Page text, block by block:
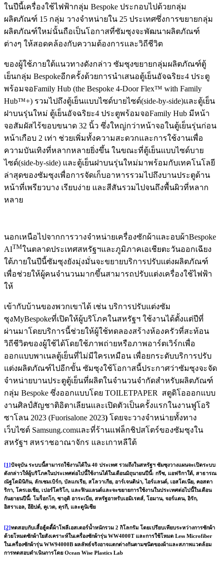
ในปีนี้เครื่องใช้ไฟฟ้ากลุ่ม Bespoke ประกอบไปด้วยกลุ่ม
ผลิตภัณฑ์ 15 กลุ่ม วางจำหน่ายใน 25 ประเทศซึ่งการขยายกลุ่ม
ผลิตภัณฑ์ใหม่นั้นถือเป็นโอกาสที่ซัมซุงจะพัฒนาผลิตภัณฑ์
ต่างๆ ให้สอดคล้องกับความต้องการและวิถีชีวิต
ของผู้ใช้ภายใต้แนวทางดังกล่าว ซัมซุงขยายกลุ่มผลิตภัณฑ์ตู้
เย็นกลุ่ม Bespokeอีกครั้งด้วยการนำเสนอตู้เย็นอัจฉริยะ4 ประตู
พร้อมจอFamily Hub (the Bespoke 4-Door Flex™ with Family
Hub™+) รวมไปถึงตู้เย็นแบบไซด์บายไซด์(side-by-side)และตู้เย็น
ฝาบนรุ่นใหม่ ตู้เย็นอัจฉริยะ4 ประตูพร้อมจอFamily Hub มีหน้า
จอสัมผัสไร้ขอบขนาด 32 นิ้ว ซึ่งใหญ่กว่าหน้าจอในตู้เย็นรุ่นก่อน
หน้าเกือบ 2 เท่า ช่วยเพิ่มทั้งความสะดวกและการใช้งานเพื่อ
ความบันเทิงที่หลากหลายยิ่งขึ้น ในขณะที่ตู้เย็นแบบไซด์บาย
ไซด์(side-by-side) และตู้เย็นฝาบนรุ่นใหม่มาพร้อมกับเทคโนโลยี
ล่าสุดของซัมซุงเพื่อการจัดเก็บอาหารรวมไปถึงบานประตูด้าน
หน้าที่เพรียวบาง เรียบง่าย และสีสันรวมไปจนถึงพื้นผิวที่หลาก
หลาย
นอกเหนือไปจากการวางจำหน่ายเครื่องซักผ้าและอบผ้าBespoke
AITMในตลาดประเทศสหรัฐฯและภูมิภาคเอเชียตะวันออกเฉียง
ใต้ภายในปีนี้ซัมซุงยังมุ่งมั่นจะขยายบริการปรับแต่งผลิตภัณฑ์
เพื่อช่วยให้ผู้คนจำนวนมากขึ้นสามารถปรับแต่งเครื่องใช้ไฟฟ้า
ให้
เข้ากับบ้านของพวกเขาได้ เช่น บริการปรับแต่งซัม
ซุงMyBespokeที่เปิดให้ผู้บริโภคในสหรัฐฯ ใช้งานได้ตั้งแต่ปีที่
ผ่านมาโดยบริการนี้ช่วยให้ผู้ใช้ทดลองสร้างห้องครัวที่สะท้อน
วิถีชีวิตของผู้ใช้ได้โดยใช้ภาพถ่ายหรือภาพอาร์ตเวิร์กเพื่อ
ออกแบบพาเนลตู้เย็นที่ไม่มีใครเหมือน เพื่อยกระดับบริการปรับ
แต่งผลิตภัณฑ์ไปอีกขั้น ซัมซุงใช้โอกาสนี้ประกาศว่าซัมซุงจะจัด
จำหน่ายบานประตูตู้เย็นที่ผลิตในจำนวนจำกัดสำหรับผลิตภัณฑ์
กลุ่ม Bespoke ซึ่งออกแบบโดย TOILETPAPER สตูดิโอออกแบบ
งานศิลป์สัญชาติอิตาเลียนและเปิดตัวเป็นครั้งแรกในงานฟูโอริ
ซาโลน 2023 (Fuorisalone 2023) โดยจะวางจำหน่ายทั้งทาง
เว็บไซต์ Samsung.comและที่ร้านแฟล็กชิปสโตร์ของซัมซุงใน
สหรัฐฯ สหราชอาณาจักร และเกาหลีใต้
[1]ปัจจุบัน ระบบนี้สามารถใช้งานได้ใน 40 ประเทศ รวมถึงในสหรัฐฯ ซัมซุงวางแผนจะเปิดระบบ
ดังกล่าวให้ผู้บริโภคในประเทศต่อไปนี้ใช้งานได้ในเดือนมิถุนายนปีนี้: กรีซ, แอฟริกาใต้, สาธารณ
ณัฐโดมินิกัน, ลักเซมเบิร์ก, บัลแกเรีย, สโลวาเกีย, อาร์เจนติน่า, ไอร์แลนด์, เอสโตเนีย, คอสตา
ริกา, โครเอเชีย, เปอร์โตริโก, และฟินแลนด์และจะขยายการใช้งานในประเทศต่อไปนี้ในเดือน
กันยายนปีนี้: โมร็อกโก, ซาอุดิ อาระเบีย, สหรัฐอาหรับเอมิเรตส์, โอมาน, จอร์แดน, อิรัก,
อิสราเอล, อียิปต์, คูเวต, ตุรกี, และตูนิเซีย
[2]ทดสอบกับเสื้อฮู้ดดี้ผ้าโพลีเอสเตอร์น้ำหนักรวม 2 กิโลกรัม โดยเปรียบเทียบระหว่างการซักผ้า
ด้วยโหมดซักผ้าใยสังเคราะห์ในเครื่องซักผ้ารุ่น WW4000T และการใช้โหมด Less Microfiber
ในเครื่องซักผ้ารุ่น WW94000B ผลลัพธ์จริงอาจแตกต่างกันตามชนิดของผ้าและสภาพแวดล้อม
การทดสอบดำเนินการโดย Ocean Wise Plastics Lab